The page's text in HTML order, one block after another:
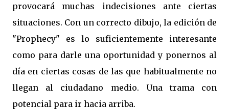
provocará muchas indecisiones ante ciertas
situaciones. Con un correcto dibujo, la edición de
"Prophecy" es lo suficientemente interesante
como para darle una oportunidad y ponernos al
día en ciertas cosas de las que habitualmente no
llegan al ciudadano medio. Una trama con
potencial para ir hacia arriba.